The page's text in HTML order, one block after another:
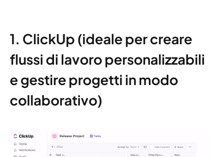
1. ClickUp (ideale per creare
flussi di lavoro personalizzabili
e gestire progetti in modo
collaborativo)